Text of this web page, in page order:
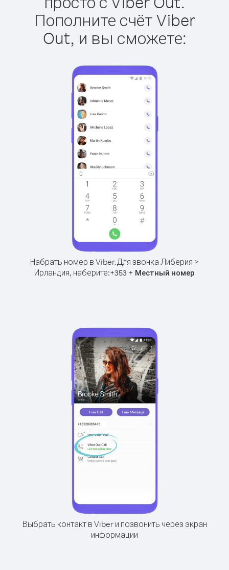
Пополните счёт Viber
Out, и вы сможете:
Набрать номер в Viber.Для звонка Либерия >
Ирландия, наберите:+353 + Местный номер
Выбрать контакт в Viber и позвонить через экран
информации